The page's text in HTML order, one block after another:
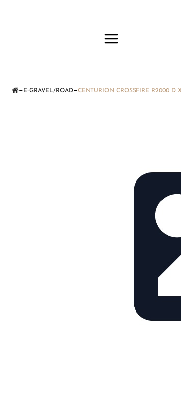
— E-GRAVEL/ROAD—CENTURION CROSSFIRE R2000 D